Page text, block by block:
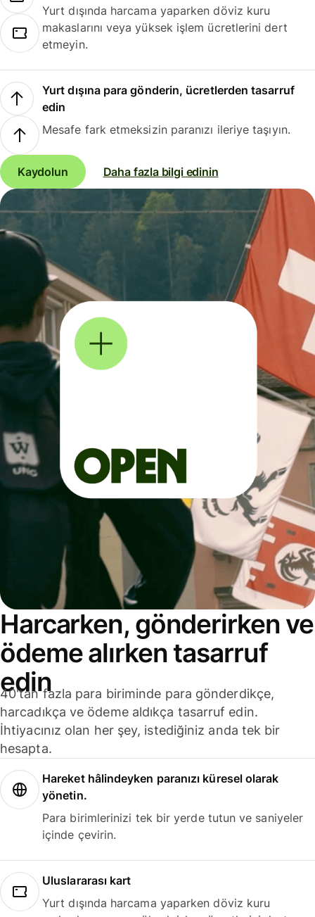
Yurt dışında harcama yaparken döviz kuru
makaslarını veya yüksek işlem ücretlerini dert
etmeyin.
Yurt dışına para gönderin, ücretlerden tasarruf
edin
Mesafe fark etmeksizin paranızı ileriye taşıyın.
Kaydolun Daha fazla bilgi edinin
Harcarken, gönderirken ve
ödeme alırken tasarruf
edin
40'tan fazla para biriminde para gönderdikçe,
harcadıkça ve ödeme aldıkça tasarruf edin.
İhtiyacınız olan her şey, istediğiniz anda tek bir
hesapta.
Hareket hâlindeyken paranızı küresel olarak
yönetin.
Para birimlerinizi tek bir yerde tutun ve saniyeler
içinde çevirin.
Uluslararası kart
Yurt dışında harcama yaparken döviz kuru